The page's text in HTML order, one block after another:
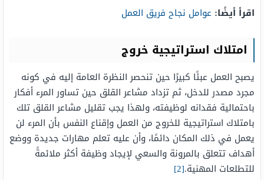
اقرأ أيضًا: عوامل نجاح فريق العمل
امتلاك استراتيجية خروج
يصبح العمل عبئًا كبيرًا حين تنحصر النظرة العامة إليه في كونه
مجرد مصدر للدخل، ثم تزداد مشاعر القلق حين تساور المرء أفكار
باحتمالية فقدانه لوظيفته، ولهذا يجب تقليل مشاعر القلق تلك
بامتلاك استراتيجية للخروج من العمل وإقناع النفس بأن المرء لن
يعمل في ذلك المكان دائمًا، وأن عليه تعلم مهارات جديدة ووضع
أهداف تتعلق بالمرونة والسعي لإيجاد وظيفة أكثر ملائمةً
للتطلعات المهنية.[2]